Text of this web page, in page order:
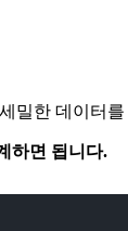
한 데이터
하면 됩니다.